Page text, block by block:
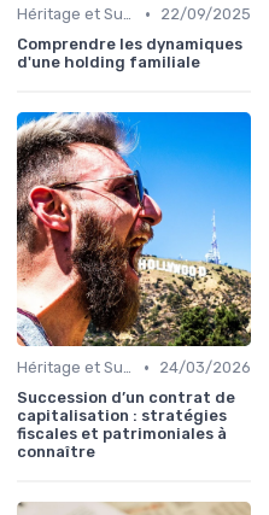
Héritage et Succession •
22/09/2025
Comprendre les dynamiques
d'une holding familiale
Héritage et Succession •
24/03/2026
Succession d’un contrat de
capitalisation : stratégies
fiscales et patrimoniales à
connaître